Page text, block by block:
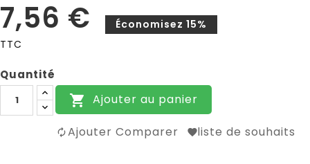
7,56 €
Économisez 15%
TTC
Quantité
 Ajouter au panier
Ajouter Comparer liste de souhaits